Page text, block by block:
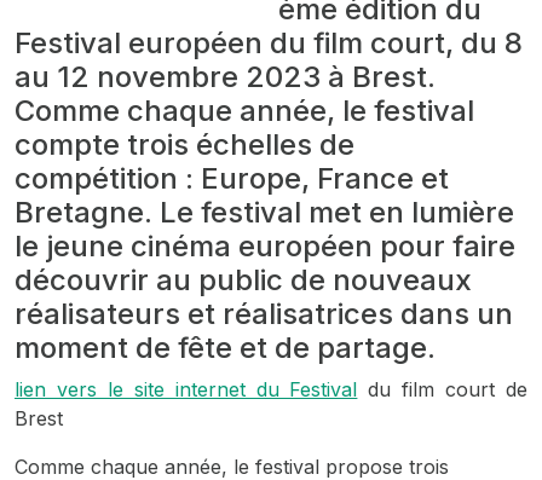
ème édition du
Festival européen du film court, du 8
au 12 novembre 2023 à Brest.
Comme chaque année, le festival
compte trois échelles de
compétition : Europe, France et
Bretagne. Le festival met en lumière
le jeune cinéma européen pour faire
découvrir au public de nouveaux
réalisateurs et réalisatrices dans un
moment de fête et de partage.
lien vers le site internet du Festival du film court de
Brest
Comme chaque année, le festival propose trois